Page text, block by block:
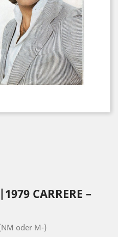
CARRERE –
oder M-)